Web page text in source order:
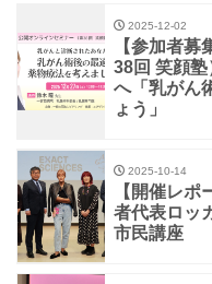
2025-12-02
【参加者
38回 笑顔
へ「乳がん
ょう」
2025-10-14
【開催レ
者代表ロッ
市民講座